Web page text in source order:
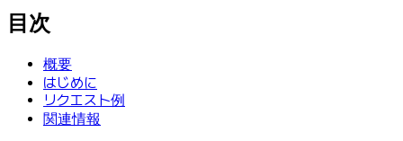
目次
概要
はじめに
リクエスト例
関連情報